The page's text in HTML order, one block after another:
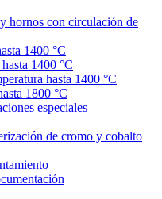
hornos con circulación de
1400 °C
1400 °C
hasta 1400 °C
1800 °C
especiales
de cromo y cobalto